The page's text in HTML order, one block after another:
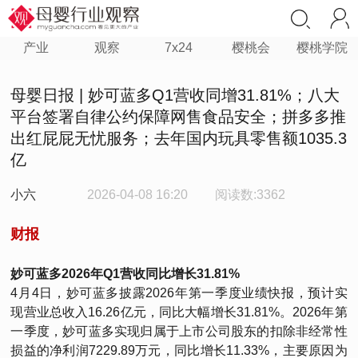
产业 观察 7x24 樱桃会 樱桃学院
母婴日报 | 妙可蓝多Q1营收同增31.81%；八大
平台签署自律公约保障网售食品安全；拼多多推
出红屁屁无忧服务；去年国内玩具零售额1035.3
亿
小六 2026-04-08 16:20 阅读数:3362
财报
妙可蓝多2026年Q1营收同比增长31.81%
4月4日，妙可蓝多披露2026年第一季度业绩快报，预计实
现营业总收入16.26亿元，同比大幅增长31.81%。2026年第
一季度，妙可蓝多实现归属于上市公司股东的扣除非经常性
损益的净利润7229.89万元，同比增长11.33%，主要原因为